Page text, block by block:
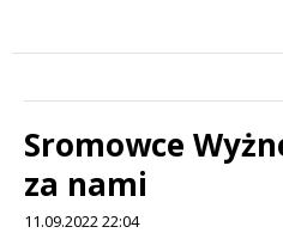
Sromowce
za nami
11.09.2022 22:04